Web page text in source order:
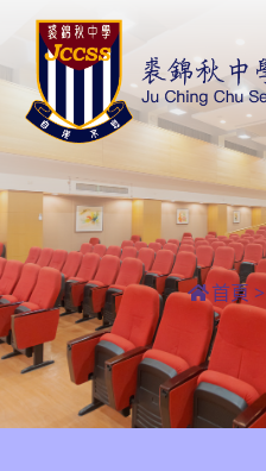
首頁 >